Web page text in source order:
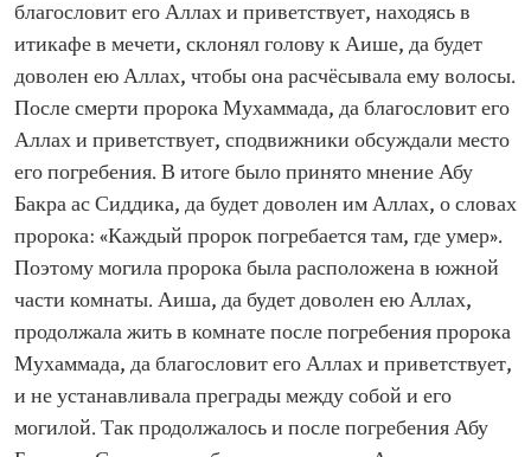
благословит его Аллах и приветствует, находясь в
итикафе в мечети, склонял голову к Аише, да будет
доволен ею Аллах, чтобы она расчёсывала ему волосы.
После смерти пророка Мухаммада, да благословит его
Аллах и приветствует, сподвижники обсуждали место
его погребения. В итоге было принято мнение Абу
Бакра ас Сиддика, да будет доволен им Аллах, о словах
пророка: «Каждый пророк погребается там, где умер».
Поэтому могила пророка была расположена в южной
части комнаты. Аиша, да будет доволен ею Аллах,
продолжала жить в комнате после погребения пророка
Мухаммада, да благословит его Аллах и приветствует,
и не устанавливала преграды между собой и его
могилой. Так продолжалось и после погребения Абу